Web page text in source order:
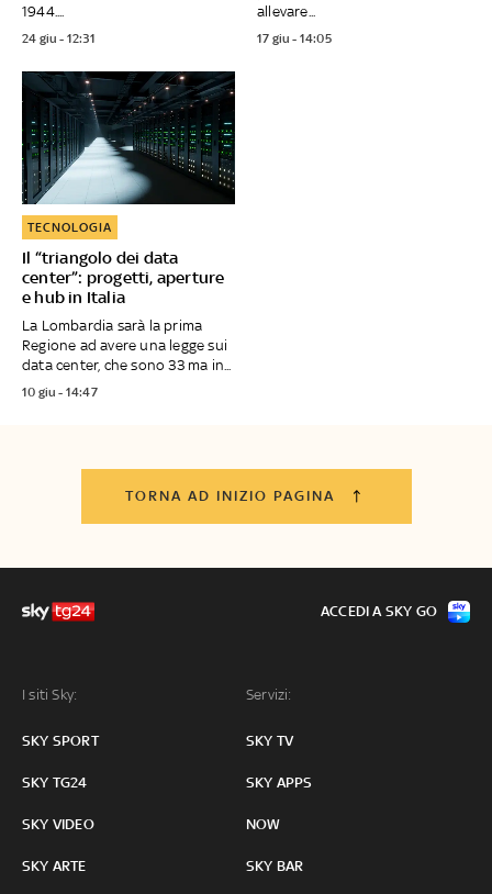
1944....
24 giu - 12:31
allevare...
17 giu - 14:05
Il “triangolo dei data
center”: progetti, aperture
e hub in Italia
TECNOLOGIA
La Lombardia sarà la prima
Regione ad avere una legge sui
data center, che sono 33 ma in...
10 giu - 14:47
TORNA AD INIZIO PAGINA
I siti Sky:
SKY SPORT
SKY TG24
SKY VIDEO
SKY ARTE
Servizi:
SKY TV
SKY APPS
NOW
SKY BAR
ACCEDI A SKY GO